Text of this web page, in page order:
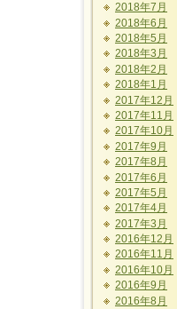
2018年7月
2018年6月
2018年5月
2018年3月
2018年2月
2018年1月
2017年12月
2017年11月
2017年10月
2017年9月
2017年8月
2017年6月
2017年5月
2017年4月
2017年3月
2016年12月
2016年11月
2016年10月
2016年9月
2016年8月